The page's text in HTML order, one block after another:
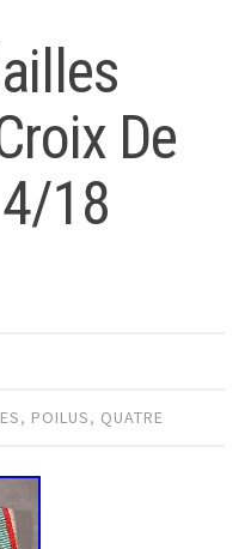
De
18
, POILUS, QUATRE